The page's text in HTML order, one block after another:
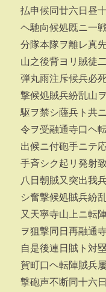
払申候同廿六日昼
ヘ馳向候処既ニ一
分隊本隊ヲ離レ真
山之後背ヨリ賊徒
弾丸雨注斥候兵必
撃候処賊兵紛乱山
駆ヲ禁シ薩兵ト共
令ヲ受融通寺口ヘ
出候ニ付砲手ニテ
手斉シク起リ発射
八日朝賊又突出我
シ奮撃候処賊兵紛
又天寧寺山上ニ転
ヲ狙撃同日再融通
自是後連日賊ト対
賀町口ヘ転陣賊兵
撃砲声不断同十六